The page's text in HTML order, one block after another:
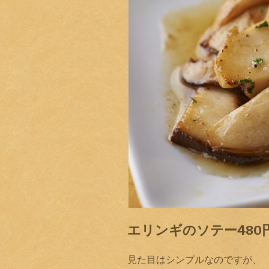
エリンギのソテー480
見た目はシンプルなのですが、